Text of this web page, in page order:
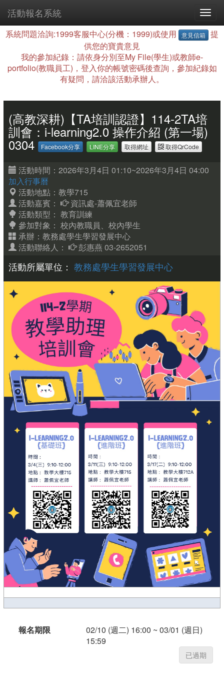
活動報名系統
系統問題洽詢:1999客服中心(分機：1999)或使用 意見信箱
提
供您的寶貴意見
我的參加紀錄：請依身分別至My File(學生)或教師e-
portfolio(教職員工)，登入你的帳號密碼後查詢，參加紀錄如
有疑問，請洽該活動承辦人。
(高教深耕)【TA培訓認證】114-2TA培
訓會：i-learning2.0 操作介紹 (第一場)
0304 Facebook分享 LINE分享 取得網址 取得QrCode
活動時間：2026年3月4日 01:10~2026年3月4日 04:00
加入行事曆
活動地點：教學715
活動嘉賓：
資訊處-蕭佩宜老師
活動類型： 教育訓練
參加對象： 校內教職員、校內學生
承辦：教務處學生學習發展中心
活動聯絡人：
彭惠燕 03-2652051
活動所屬單位： 教務處學生學習發展中心
報名期限
02/10 (週二) 16:00 ~ 03/01 (週日)
15:59
已過期